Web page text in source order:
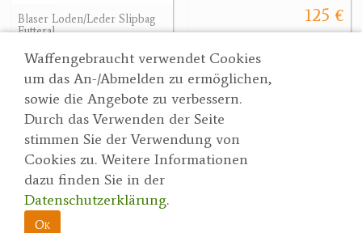
Waffengebraucht verwendet Cookies
um das An-/Abmelden zu ermöglichen,
sowie die Angebote zu verbessern.
Durch das Verwenden der Seite
stimmen Sie der Verwendung von
Cookies zu. Weitere Informationen
dazu finden Sie in der
Datenschutzerklärung.
Ok
Blaser Loden/Leder Slipbag
Futteral
232 €
125 €
Suche
Partner
AGBs
Datenschutzerklärung
Impressum
Wertgarner 1820
Jagd & SporthandelsgmbH
Dr. Karl-Renner-Straße 48